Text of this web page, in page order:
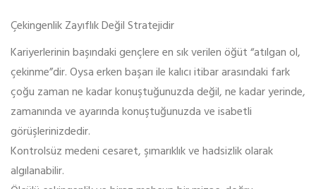
Çekingenlik Zayıflık Değil Stratejidir
Kariyerlerinin başındaki gençlere en sık verilen öğüt “atılgan ol,
çekinme”dir. Oysa erken başarı ile kalıcı itibar arasındaki fark
çoğu zaman ne kadar konuştuğunuzda değil, ne kadar yerinde,
zamanında ve ayarında konuştuğunuzda ve isabetli
görüşlerinizdedir.
Kontrolsüz medeni cesaret, şımarıklık ve hadsizlik olarak
algılanabilir.